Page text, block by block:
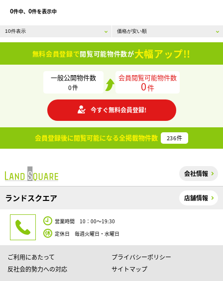
0件中、 0件を表示中
無料会員登録で閲覧可能物件数が大幅アップ!!
一般公開物件数
0件
会員閲覧可能物件数
0件
今すぐ無料会員登録!
会員登録後に閲覧可能になる全掲載物件数 236件
会社情報
ランドスクエア 店舗情報
営業時間 10：00～19:30
定休日 毎週火曜日・水曜日
ご利用にあたって
プライバシーポリシー
反社会的勢力への対応
サイトマップ